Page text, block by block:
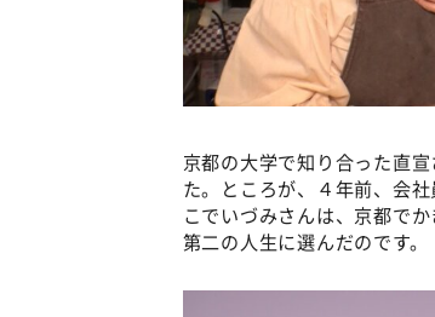
京都の大学で知り合った直
た。ところが、４年前、会
こでいづみさんは、京都で
第二の人生に選んだのです。